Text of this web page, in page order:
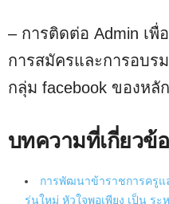
– การติดต่อ Admin เ
การสมัครและการอบร
กลุ่ม facebook ของหลั
บทความที่เกี่ยวข้
การพัฒนาข้าราชการครูแ
รุ่นใหม่ หัวใจพอเพียง เป็น ร